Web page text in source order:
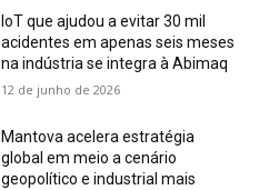
IoT que ajudou a evitar 30 mil
acidentes em apenas seis meses
na indústria se integra à Abimaq
12 de junho de 2026
Mantova acelera estratégia
global em meio a cenário
geopolítico e industrial mais